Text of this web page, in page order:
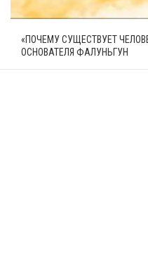
«ПОЧЕМУ СУЩЕСТВУЕТ
ОСНОВАТЕЛЯ ФАЛУНЬГУН